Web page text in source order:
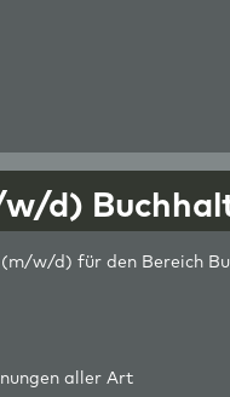
d)
w/d) für den Bereich
aller Art